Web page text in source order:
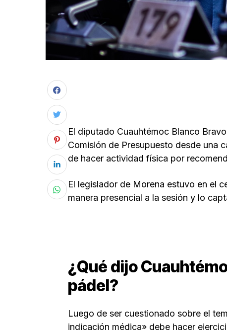
El diputado Cuauhtémoc Blanco
Comisión de Presupuesto desde una
de hacer actividad física por
El legislador de Morena estuvo en el
manera presencial a la sesión y lo
¿Qué dijo
pádel?
Luego de ser cuestionado sobre el
indicación médica» debe hacer